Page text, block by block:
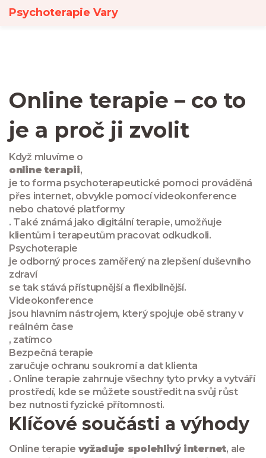
Psychoterapie Vary
Online terapie – co to
je a proč ji zvolit
Když mluvíme o
online terapii,
je to forma psychoterapeutické pomoci prováděná
přes internet, obvykle pomocí videokonference
nebo chatové platformy
. Také známá jako digitální terapie, umožňuje
klientům i terapeutům pracovat odkudkoli.
Psychoterapie
je odborný proces zaměřený na zlepšení duševního
zdraví
se tak stává přístupnější a flexibilnější.
Videokonference
jsou hlavním nástrojem, který spojuje obě strany v
reálném čase
, zatímco
Bezpečná terapie
zaručuje ochranu soukromí a dat klienta
. Online terapie zahrnuje všechny tyto prvky a vytváří
prostředí, kde se můžete soustředit na svůj růst
bez nutnosti fyzické přítomnosti.
Klíčové součásti a výhody
Online terapie vyžaduje spolehlivý internet, ale